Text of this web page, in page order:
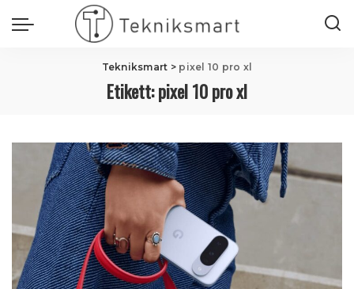
Tekniksmart > pixel 10 pro xl
Etikett:pixel 10 pro xl